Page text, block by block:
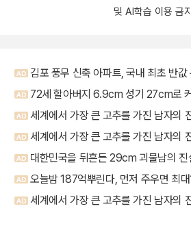
및 AI학습 이용 금지